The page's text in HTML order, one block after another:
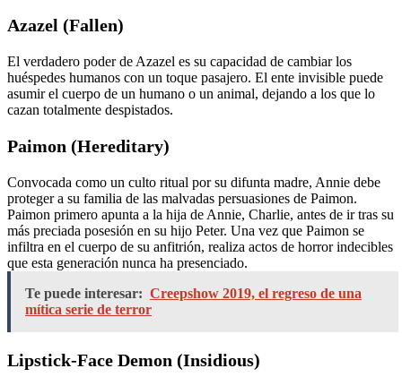
Azazel (Fallen)
El verdadero poder de Azazel es su capacidad de cambiar los
huéspedes humanos con un toque pasajero. El ente invisible puede
asumir el cuerpo de un humano o un animal, dejando a los que lo
cazan totalmente despistados.
Paimon (Hereditary)
Convocada como un culto ritual por su difunta madre, Annie debe
proteger a su familia de las malvadas persuasiones de Paimon.
Paimon primero apunta a la hija de Annie, Charlie, antes de ir tras su
más preciada posesión en su hijo Peter. Una vez que Paimon se
infiltra en el cuerpo de su anfitrión, realiza actos de horror indecibles
que esta generación nunca ha presenciado.
Te puede interesar: Creepshow 2019, el regreso de una
mítica serie de terror
Lipstick-Face Demon (Insidious)